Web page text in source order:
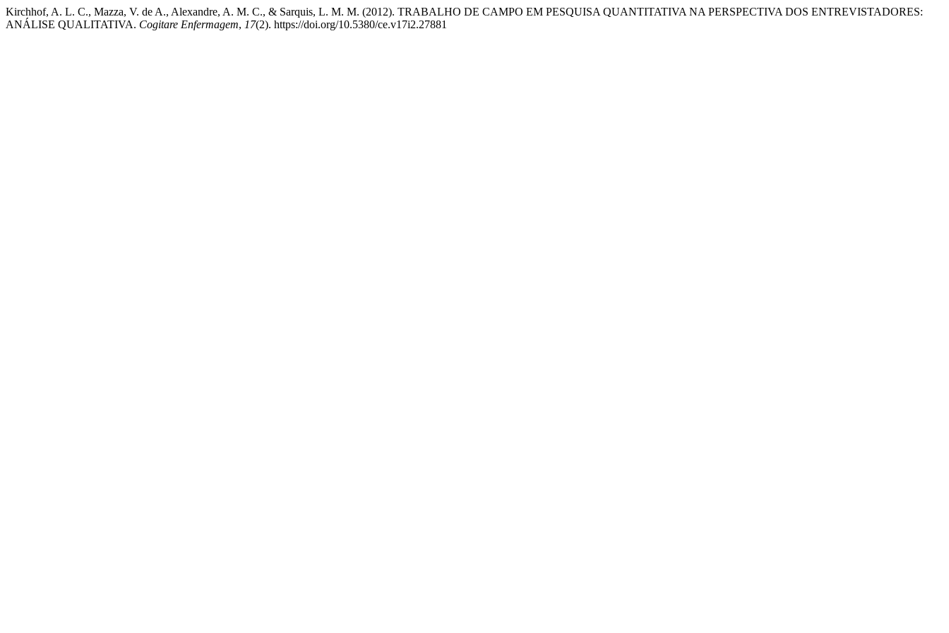
Kirchhof, A. L. C., Mazza, V. de A., Alexandre, A. M. C., & Sarquis, L. M. M. (2012). TRABALHO DE CAMPO EM PESQUISA QUANTITATIVA NA PERSPECTIVA DOS ENTREVISTADORES:
ANÁLISE QUALITATIVA. Cogitare Enfermagem, 17(2). https://doi.org/10.5380/ce.v17i2.27881